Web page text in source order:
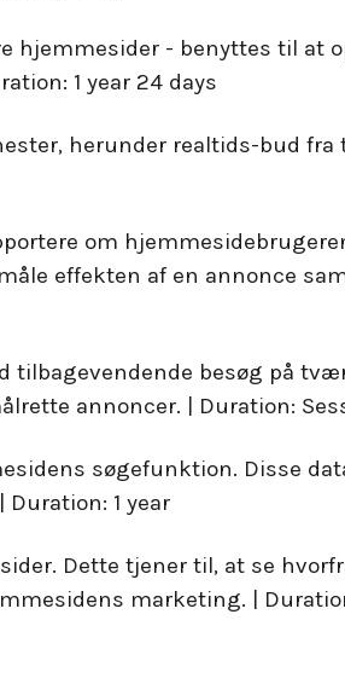
hjemmesider - benyttes til at
1 year 24 days
herunder realtids-bud fra
om
effekten af en annonce
tilbagevendende besøg på
annoncer. | Duration:
søgefunktion. Disse
1 year
Dette tjener til, at se
marketing. |